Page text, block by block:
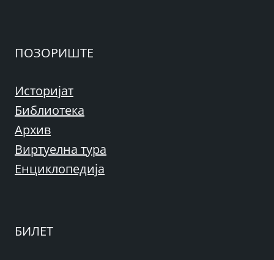
ПОЗОРИШТЕ
Историјат
Библиотека
Архив
Виртуелна тура
Енциклопедија
БИЛЕТ